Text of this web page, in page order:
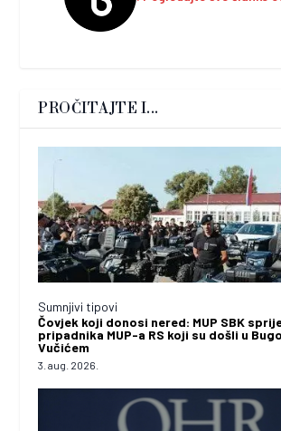
PROČITAJTE I...
Sumnjivi tipovi
Čovjek koji donosi nered: MUP SBK
pripadnika MUP-a RS koji su došli u
Vučićem
3. aug. 2026.